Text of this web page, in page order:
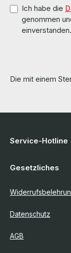
Ich habe die
genommen
einverstanden.
Die mit einem
Service-Hotline
Gesetzliches
Datenschutz
AGB